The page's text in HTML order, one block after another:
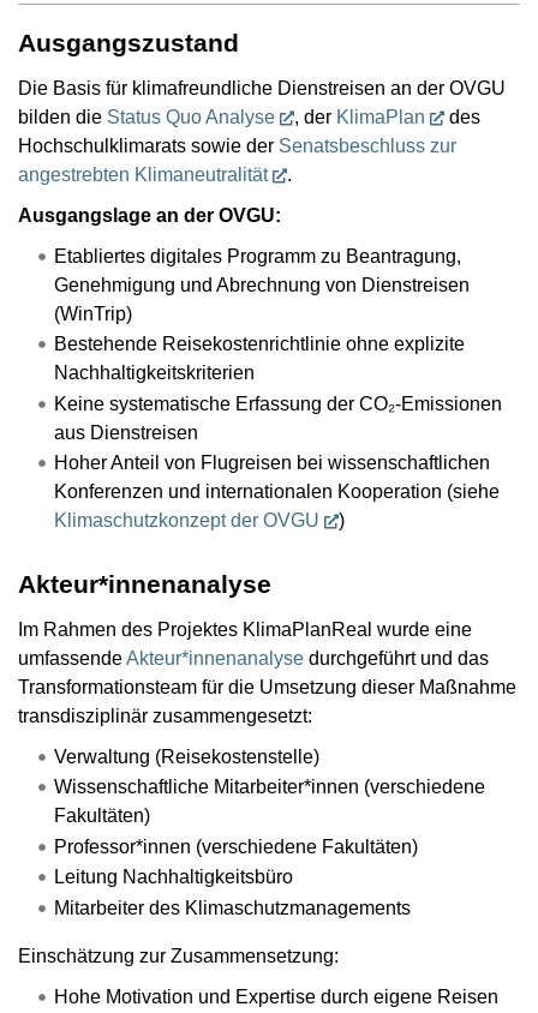
Ausgangszustand
Die Basis für klimafreundliche Dienstreisen an der OVGU
bilden die Status Quo Analyse , der KlimaPlan
des
Hochschulklimarats sowie der Senatsbeschluss zur
angestrebten Klimaneutralität
.
Ausgangslage an der OVGU:
Etabliertes digitales Programm zu Beantragung,
Genehmigung und Abrechnung von Dienstreisen
(WinTrip)
Bestehende Reisekostenrichtlinie ohne explizite
Nachhaltigkeitskriterien
Keine systematische Erfassung der CO₂-Emissionen
aus Dienstreisen
Hoher Anteil von Flugreisen bei wissenschaftlichen
Konferenzen und internationalen Kooperation (siehe
Klimaschutzkonzept der OVGU
)
Akteur*innenanalyse
Im Rahmen des Projektes KlimaPlanReal wurde eine
umfassendeAkteur*innenanalyse durchgeführt und das
Transformationsteam für die Umsetzung dieser Maßnahme
transdisziplinär zusammengesetzt:
Verwaltung (Reisekostenstelle)
Wissenschaftliche Mitarbeiter*innen (verschiedene
Fakultäten)
Professor*innen (verschiedene Fakultäten)
Leitung Nachhaltigkeitsbüro
Mitarbeiter des Klimaschutzmanagements
Einschätzung zur Zusammensetzung:
Hohe Motivation und Expertise durch eigene Reisen